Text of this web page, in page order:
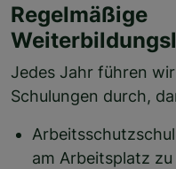
Regelmäßige
Jedes Jahr führen
Schulungen durch,
am Arbeitsplatz